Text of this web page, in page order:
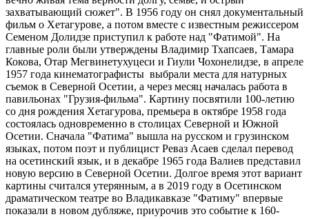
захватывающий сюжет". В 1956 году он снял документальный
фильм о Хетагурове, а потом вместе с известным режиссером
Семеном Долидзе приступил к работе над "Фатимой". На
главные роли были утверждены Владимир Тхапсаев, Тамара
Кокова, Отар Мегвинетухуцеси и Гиули Чохонелидзе, в апреле
1957 года кинематографисты выбрали места для натурных
съемок в Северной Осетии, а через месяц началась работа в
павильонах "Грузия-фильма". Картину посвятили 100-летию
со дня рождения Хетагурова, премьера в октябре 1958 года
состоялась одновременно в столицах Северной и Южной
Осетии. Сначала "Фатима" вышла на русском и грузинском
языках, потом поэт и публицист Реваз Асаев сделал перевод
на осетинский язык, и в декабре 1965 года Валиев представил
новую версию в Северной Осетии. Долгое время этот вариант
картины считался утерянным, а в 2019 году в Осетинском
драматическом театре во Владикавказе "Фатиму" впервые
показали в новом дубляже, приурочив это событие к 160-